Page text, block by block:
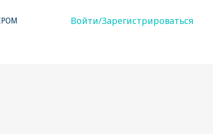
Войти/Зарегистрироваться